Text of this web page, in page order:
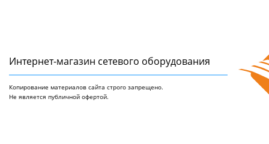
Интернет-магазин сетeвого оборудования
Копирование материалов сайта строго запрещено.
Не является публичной офертой.